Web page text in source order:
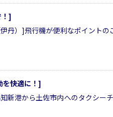
！]
丹）]飛行機が便利なポイントの
を快適に！]
新港から土佐市内へのタクシー